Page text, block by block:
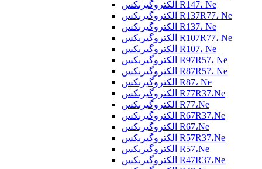
الکتروگیربکس R147، Ne
الکتروگیربکس R137R77، Ne
الکتروگیربکس R137، Ne
الکتروگیربکس R107R77، Ne
الکتروگیربکس R107، Ne
الکتروگیربکس R97R57، Ne
الکتروگیربکس R87R57، Ne
الکتروگیربکس R87، Ne
الکتروگیربکس R77R37،Ne
الکتروگیربکس R77،Ne
الکتروگیربکس R67R37،Ne
الکتروگیربکس R67،Ne
الکتروگیربکس R57R37،Ne
الکتروگیربکس R57،Ne
الکتروگیربکس R47R37،Ne